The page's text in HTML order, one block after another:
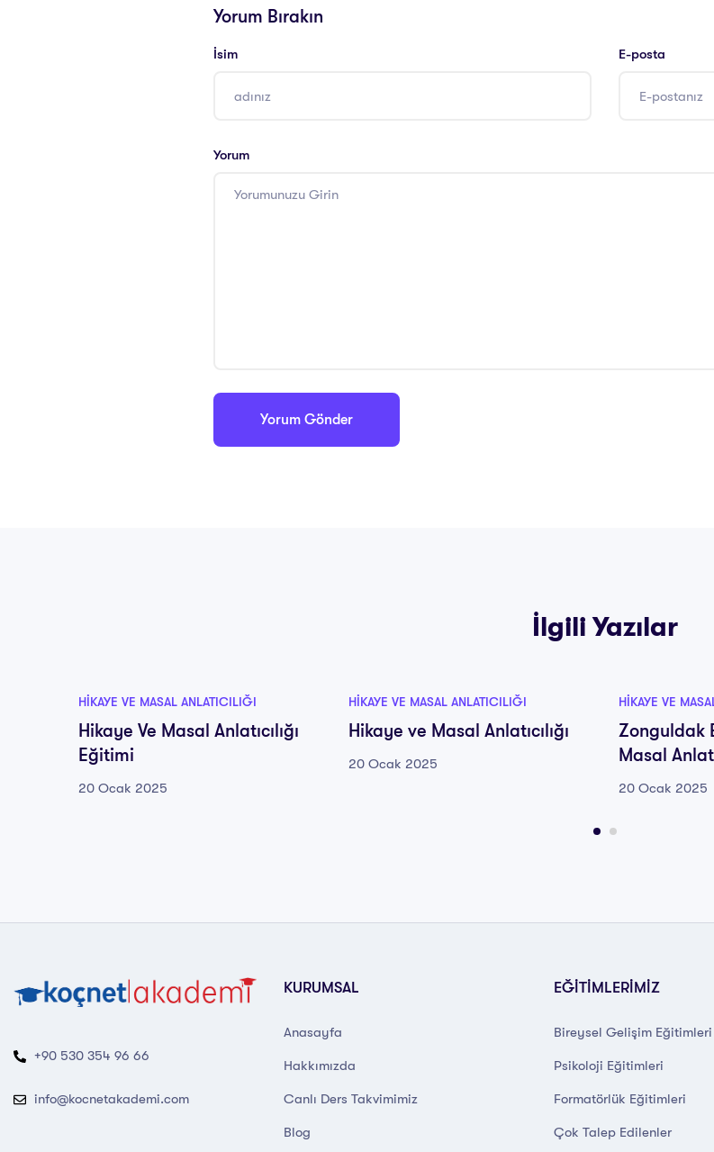
Yorum Bırakın
İsim E-posta
Yorum
İlgili Yazılar
HIKAYE VE MASAL ANLATICILIĞI
Hikaye Ve Masal Anlatıcılığı
Eğitimi
20 Ocak 2025
HIKAYE VE MASAL ANLATICILIĞI
Hikaye ve Masal Anlatıcılığı
20 Ocak 2025
HIKAYE VE
Zonguldak
Masal
20 Ocak 2025
+90 530 354 96 66
info@kocnetakademi.com
KURUMSAL
Anasayfa
Hakkımızda
Canlı Ders Takvimimiz
Blog
EĞİTİMLERİMİZ
Bireysel Gelişim Eğitimleri
Psikoloji Eğitimleri
Formatörlük Eğitimleri
Çok Talep Edilenler